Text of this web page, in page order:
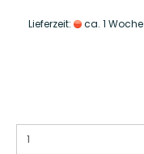
Lieferzeit: ca. 1 Woche